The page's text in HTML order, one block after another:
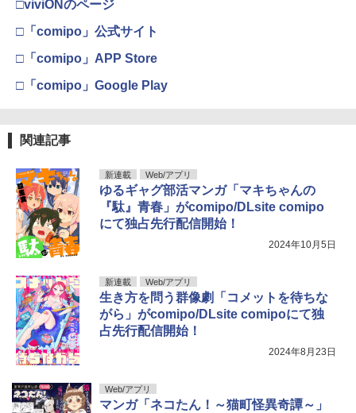
□viviONのページ
□「comipo」公式サイト
□「comipo」APP Store
□「comipo」Google Play
関連記事
新連載 Web/アプリ
ゆるギャグ部活マンガ「マキちゃんの
『駄』青春」がcomipo/DLsite comipo
にて独占先行配信開始！
2024年10月5日
新連載 Web/アプリ
生き方を問う群像劇「コメットを待ちな
がら」がcomipo/DLsite comipoにて独
占先行配信開始！
2024年8月23日
Web/アプリ
マンガ「ネコたん！～猫町怪異奇譚～」